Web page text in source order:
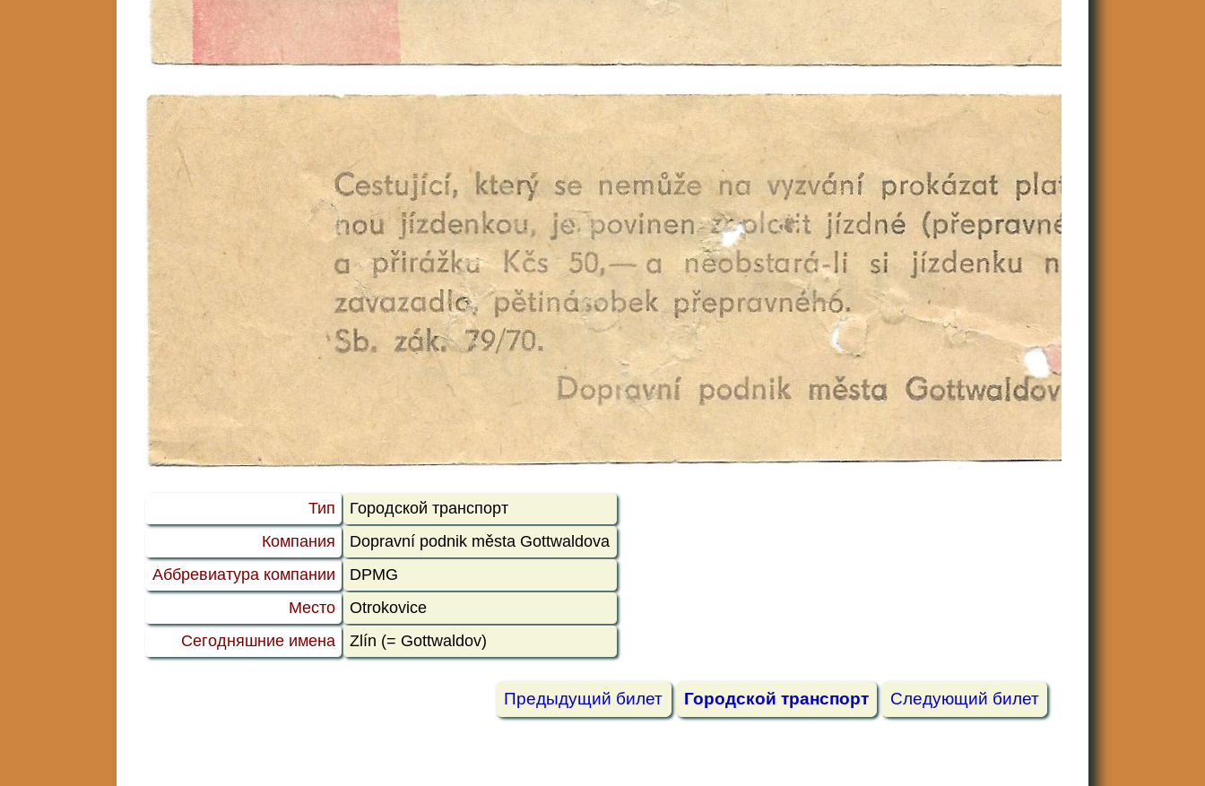
Тип
Городской транспорт
Компания
Dopravní podnik města Gottwaldova
Аббревиатура компании
DPMG
Место
Otrokovice
Сегодняшние имена
Zlín (= Gottwaldov)
Предыдущий билет Городской транспорт Следующий билет